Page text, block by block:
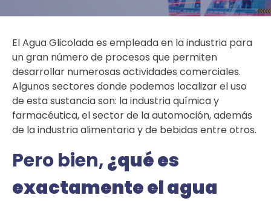
El Agua Glicolada es empleada en la industria para
un gran número de procesos que permiten
desarrollar numerosas actividades comerciales.
Algunos sectores donde podemos localizar el uso
de esta sustancia son: la industria química y
farmacéutica, el sector de la automoción, además
de la industria alimentaria y de bebidas entre otros.
Pero bien,¿qué es
exactamente el agua